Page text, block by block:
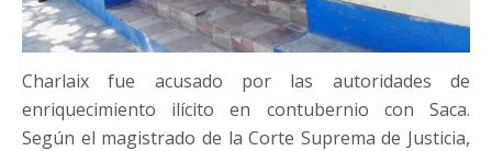
Charlaix fue acusado por las autoridades de
enriquecimiento ilícito en contubernio con Saca.
Según el magistrado de la Corte Suprema de Justicia,